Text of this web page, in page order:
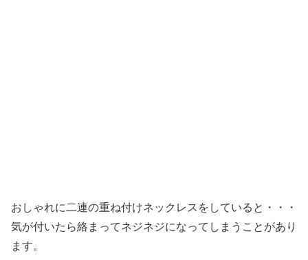
おしゃれに二連の重ね付けネックレスをしていると・・・
気が付いたら絡まってネジネジになってしまうことがあり
ます。